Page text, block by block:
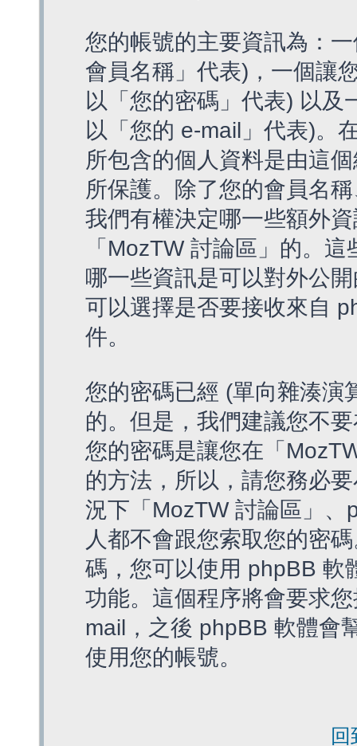
您的帳號的主要資訊為：
會員名稱」代表)，一個讓
以「您的密碼」代表) 以及
以「您的 e-mail」代表)。
所包含的個人資料是由這
所保護。除了您的會員名
我們有權決定哪一些額外
「MozTW 討論區」的。
哪一些資訊是可以對外公
可以選擇是否要接收來自
件。
您的密碼已經 (單向雜湊演
的。但是，我們建議您不
您的密碼是讓您在「
的方法，所以，請您務必
況下「MozTW 討論區」
人都不會跟您索取您的密
碼，您可以使用 phpBB 軟
功能。這個程序將會要求
mail，之後 phpBB 軟體會
使用您的帳號。